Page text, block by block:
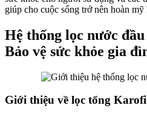
giúp cho cuộc sống trở nên hoàn mỹ
Hệ thống lọc nước
Bảo vệ sức khỏe gia
Giới thiệu về lọc tổng Karofi